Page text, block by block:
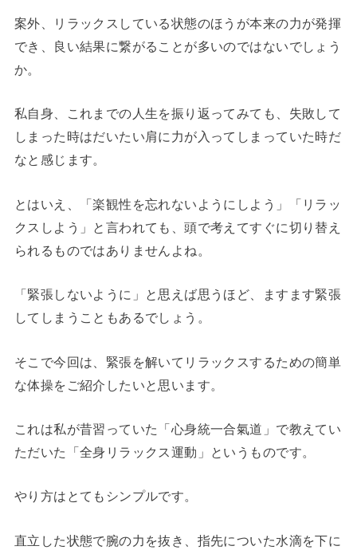
案外、リラックスしている状態のほうが本来の力が発揮
でき、良い結果に繋がることが多いのではないでしょう
か。
私自身、これまでの人生を振り返ってみても、失敗して
しまった時はだいたい肩に力が入ってしまっていた時だ
なと感じます。
とはいえ、「楽観性を忘れないようにしよう」「リラッ
クスしよう」と言われても、頭で考えてすぐに切り替え
られるものではありませんよね。
「緊張しないように」と思えば思うほど、ますます緊張
してしまうこともあるでしょう。
そこで今回は、緊張を解いてリラックスするための簡単
な体操をご紹介したいと思います。
これは私が昔習っていた「心身統一合氣道」で教えてい
ただいた「全身リラックス運動」というものです。
やり方はとてもシンプルです。
直立した状態で腕の力を抜き、指先についた水滴を下に